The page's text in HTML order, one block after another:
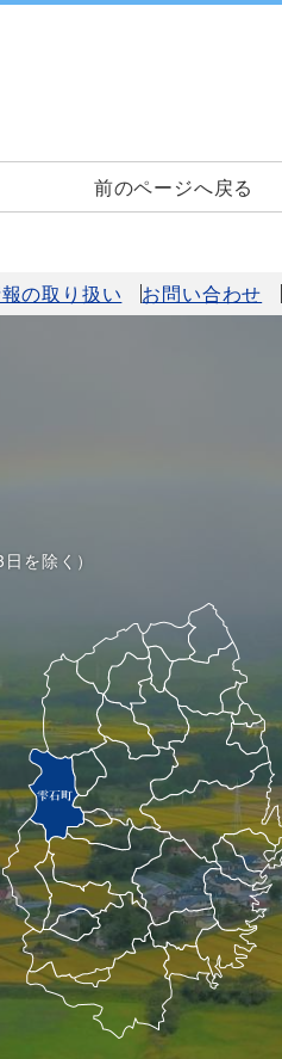
前のページへ戻る
の取り扱い お問い合わせ
を除く）